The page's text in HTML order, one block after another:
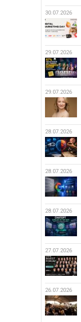
30.07.2026
29.07.2026
29.07.2026
28.07.2026
28.07.2026
28.07.2026
27.07.2026
26.07.2026